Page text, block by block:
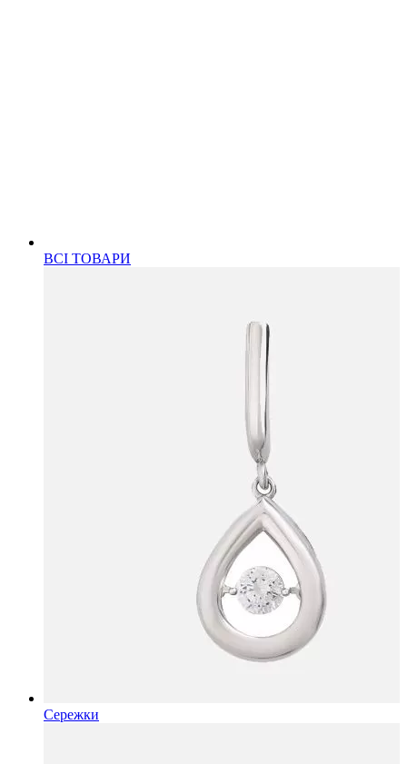
ВСІ ТОВАРИ
Сережки